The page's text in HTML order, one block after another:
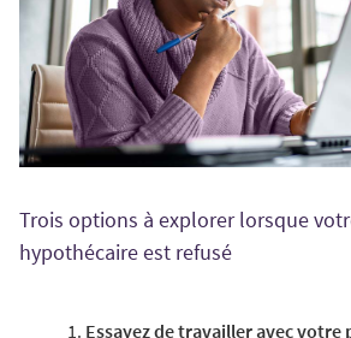
Trois options à explorer lorsque
hypothécaire est refusé
1. Essayez de travailler avec votre